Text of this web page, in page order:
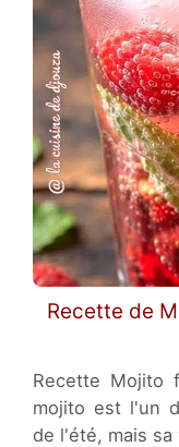
Recette de
Recette Mojito
mojito est l'un
de l'été, mais